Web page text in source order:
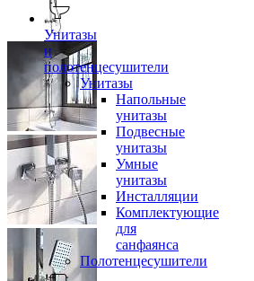
Унитазы
и
полотенцесушители
Унитазы
Напольные
унитазы
Подвесные
унитазы
Умные
унитазы
Инсталляции
Комплектующие
для
санфаянса
Полотенцесушители